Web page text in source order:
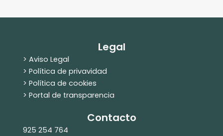
Legal
> Aviso Legal
> Política de privavidad
> Política de cookies
> Portal de transparencia
Contacto
925 254 764